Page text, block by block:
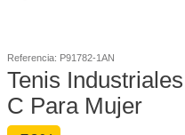
Referencia: P91782-1AN
Tenis
C Para Mujer
6. tenis
botas
8.